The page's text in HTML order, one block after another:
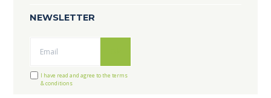
NEWSLETTER
I have read and agree to the terms
& conditions